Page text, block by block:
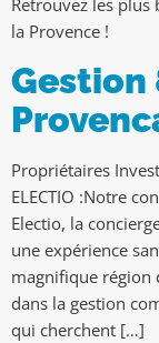
Retrouvez les plus
la Provence !
Gestion
Propriétaires
ELECTIO :Notre
Electio, la
une expérience
magnifique région
dans la gestion
qui cherchent […]